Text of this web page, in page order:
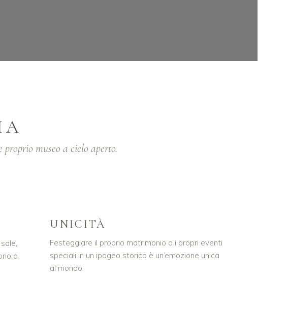
museo a cielo aperto.
a
UNICITÀ
Festeggiare il proprio matrimonio o i propri eventi
speciali in un ipogeo storico è un’emozione unica
al mondo.